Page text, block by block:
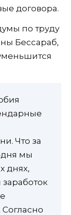
договора.
по труду
Бессараб,
Что за
мы
днях,